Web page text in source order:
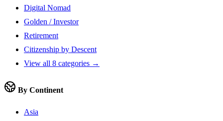
Digital Nomad
Golden / Investor
Retirement
Citizenship by Descent
View all 8 categories →
By Continent
Asia